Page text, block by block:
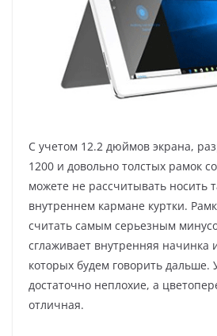
С учетом 12.2 дюймов экрана,
1200 и довольно толстых рамок
можете не рассчитывать носить
внутреннем кармане куртки.
считать самым серьезным
сглаживает внутренняя начинка
которых будем говорить дальше.
достаточно неплохие, а
отличная.